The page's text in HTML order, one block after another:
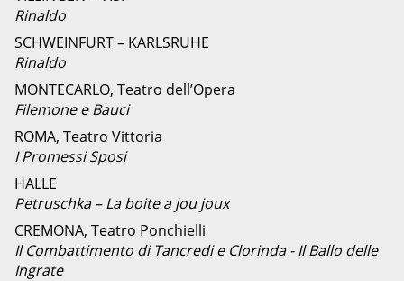
Rinaldo
SCHWEINFURT – KARLSRUHE
Rinaldo
MONTECARLO, Teatro dell’Opera
Filemone e Bauci
ROMA, Teatro Vittoria
I Promessi Sposi
HALLE
Petruschka – La boite a jou joux
CREMONA, Teatro Ponchielli
Il Combattimento di Tancredi e Clorinda - Il Ballo delle
Ingrate